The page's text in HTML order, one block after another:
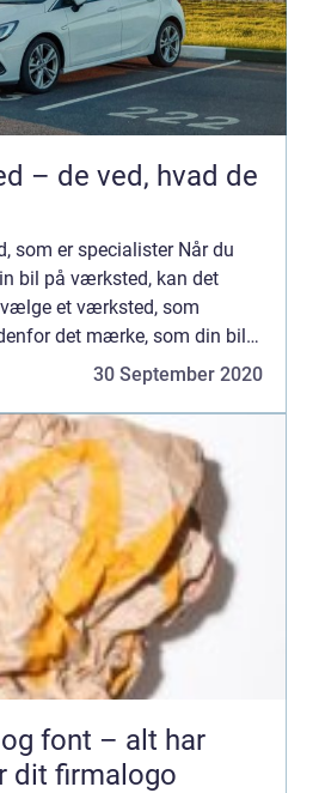
– de ved, hvad de
som er specialister Når du
bil på værksted, kan det
et værksted, som
det mærke, som din bil
og er omtrent ligeså billige.
30 September 2020
font – alt har
dit firmalogo